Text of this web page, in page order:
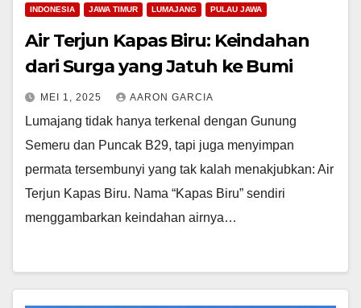
INDONESIA JAWA TIMUR LUMAJANG PULAU JAWA
Air Terjun Kapas Biru: Keindahan
dari Surga yang Jatuh ke Bumi
MEI 1, 2025 AARON GARCIA
Lumajang tidak hanya terkenal dengan Gunung
Semeru dan Puncak B29, tapi juga menyimpan
permata tersembunyi yang tak kalah menakjubkan: Air
Terjun Kapas Biru. Nama “Kapas Biru” sendiri
menggambarkan keindahan airnya…